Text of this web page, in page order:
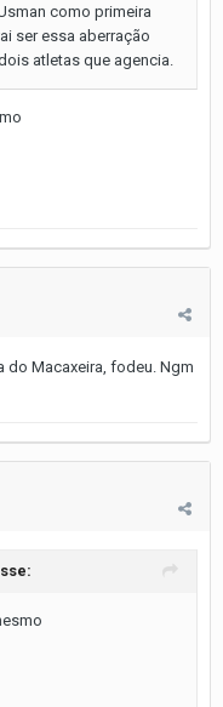
como primeira
ser essa aberração
atletas que agencia.
do Macaxeira, fodeu. Ngm